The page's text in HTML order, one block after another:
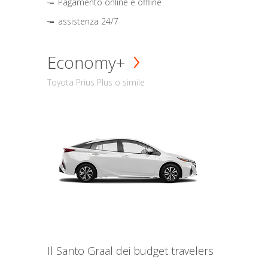
assistenza 24/7
Economy+
Toyota Prius Plus o simile
Il Santo Graal dei budget travelers